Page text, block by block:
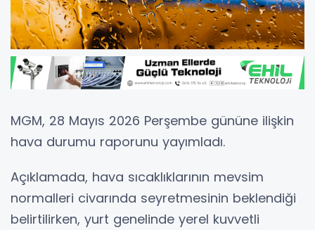
MGM, 28 Mayıs 2026 Perşembe gününe ilişkin
hava durumu raporunu yayımladı.
Açıklamada, hava sıcaklıklarının mevsim
normalleri civarında seyretmesinin beklendiği
belirtilirken, yurt genelinde yerel kuvvetli